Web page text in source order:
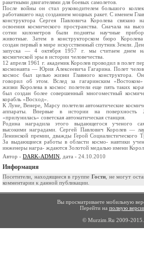
ракетными двигателями для боевых самолетов.
После войны он стал руководителем большого
работавшего над созданием мощных ракет. С именем
конструктора Сергея Павловича Королева связано
освоения космического пространства. Сначала на
сотни километров были подняты научные
животные. Затем в конструкторском бюро
создан первый в мире искусственный спутник Земли.
запуска — 4 октября 1957 г. мы считаем днем
космической эры в истории человечества.
12 апреля 1961 г. академик Королев проводил в полет
космонавта — Юрия Алексеевича Гагарина. Полет
космос был целью жизни Главного конструктора.
говорил об этом. Вслед за гагаринским
жизни Королева в космос полетели еще пять таких
был создан более совершенный многоместный
корабль «Восход».
К Луне, Венере, Марсу полетели автоматические
аппараты. Впервые в истории на поверхность
«прилунилась» советская автоматическая станция.
Родина наградила этого выдающегося ученого
высокими наградами. Сергей Павлович Королев —
Ленинской премии, дважды Герой Социалистического
За выдающиеся работы в области космо- навтики
инженеры награ- ждаются Золотой медалью имени
Автор - DARK-ADMIN , дата - 24.10.2010
Информация
Посетители, находящиеся в группе Гости, не могут
комментарии к данной публикации.
Вы просматриваете мобильную
Перейти на полную
© Murzim.Ru 2009-2015.